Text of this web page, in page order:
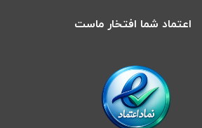
اعتماد شما افتخار ماست